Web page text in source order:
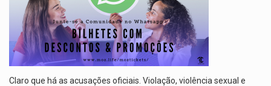
Claro que há as acusações oficiais. Violação, violência sexual e